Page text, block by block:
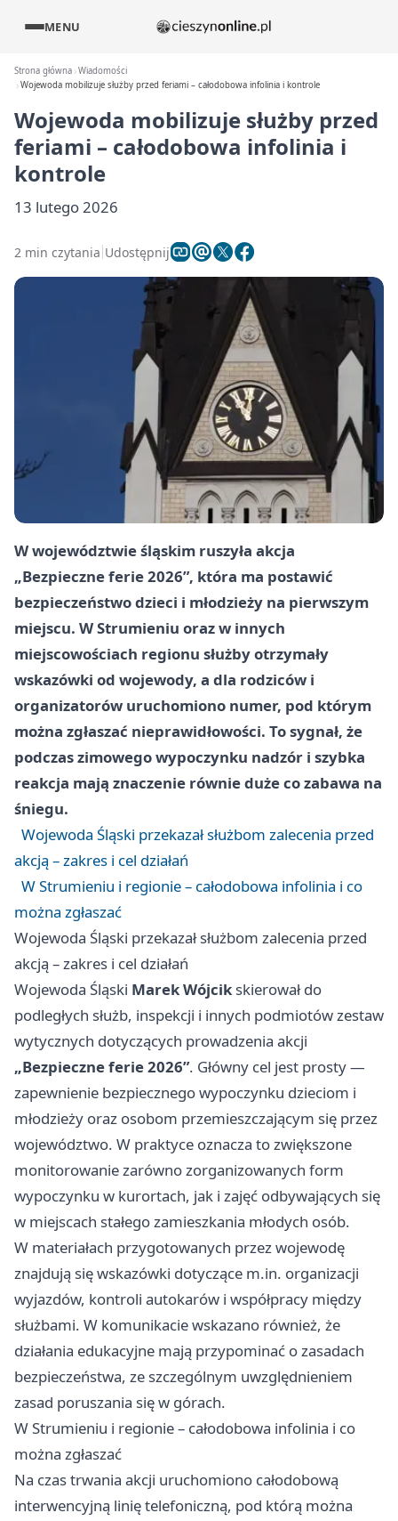
MENU
Strona główna Wiadomości
Wojewoda mobilizuje służby przed feriami – całodobowa infolinia i kontrole
Wojewoda mobilizuje służby przed
feriami – całodobowa infolinia i
kontrole
13 lutego 2026
2 min czytania Udostępnij
W województwie śląskim ruszyła akcja
„Bezpieczne ferie 2026”, która ma postawić
bezpieczeństwo dzieci i młodzieży na pierwszym
miejscu. WStrumieniu oraz w innych
miejscowościach regionu służby otrzymały
wskazówki od wojewody, a dla rodziców i
organizatorów uruchomiono numer, pod którym
można zgłaszać nieprawidłowości. To sygnał, że
podczas zimowego wypoczynku nadzór i szybka
reakcja mają znaczenie równie duże co zabawa na
śniegu.
Wojewoda Śląski przekazał służbom zalecenia przed
akcją – zakres i cel działań
W Strumieniu i regionie – całodobowa infolinia i co
można zgłaszać
Wojewoda Śląski przekazał służbom zalecenia przed
akcją – zakres i cel działań
Wojewoda Śląski Marek Wójcik skierował do
podległych służb, inspekcji i innych podmiotów zestaw
wytycznych dotyczących prowadzenia akcji
„Bezpieczne ferie 2026”. Główny cel jest prosty —
zapewnienie bezpiecznego wypoczynku dzieciom i
młodzieży oraz osobom przemieszczającym się przez
województwo. W praktyce oznacza to zwiększone
monitorowanie zarówno zorganizowanych form
wypoczynku w kurortach, jak i zajęć odbywających się
w miejscach stałego zamieszkania młodych osób.
W materiałach przygotowanych przez wojewodę
znajdują się wskazówki dotyczące m.in. organizacji
wyjazdów, kontroli autokarów i współpracy między
służbami. W komunikacie wskazano również, że
działania edukacyjne mają przypominać o zasadach
bezpieczeństwa, ze szczególnym uwzględnieniem
zasad poruszania się w górach.
W Strumieniu i regionie – całodobowa infolinia i co
można zgłaszać
Na czas trwania akcji uruchomiono całodobową
interwencyjną linię telefoniczną, pod którą można